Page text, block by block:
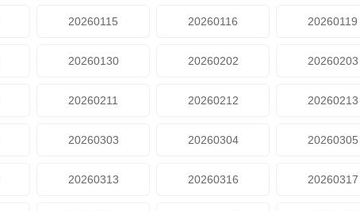
20260115 20260116 20260119
20260130 20260202 20260203
20260211 20260212 20260213
20260303 20260304 20260305
20260313 20260316 20260317